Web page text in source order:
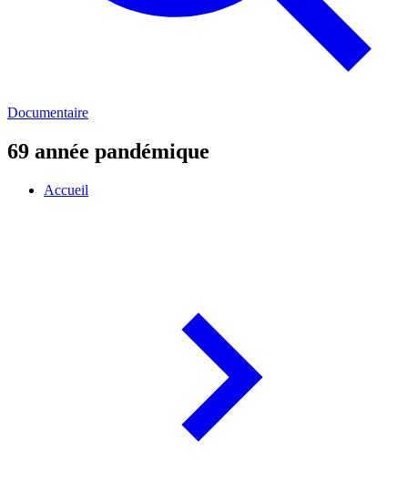
Documentaire
69 année pandémique
Accueil